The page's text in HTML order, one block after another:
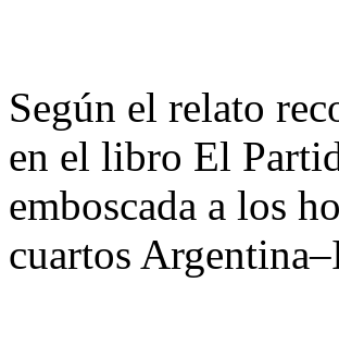
Según el relato
en el libro El
emboscada a los
cuartos